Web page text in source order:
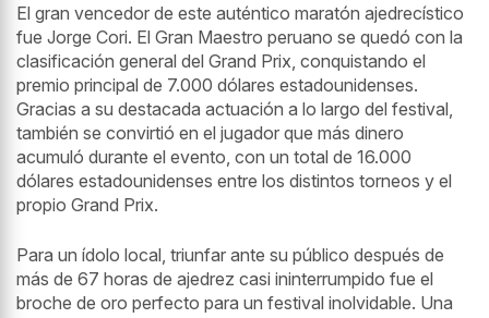
El gran vencedor de este auténtico maratón ajedrecístico
fue Jorge Cori. El Gran Maestro peruano se quedó con la
clasificación general del Grand Prix, conquistando el
premio principal de 7.000 dólares estadounidenses.
Gracias a su destacada actuación a lo largo del festival,
también se convirtió en el jugador que más dinero
acumuló durante el evento, con un total de 16.000
dólares estadounidenses entre los distintos torneos y el
propio Grand Prix.
Para un ídolo local, triunfar ante su público después de
más de 67 horas de ajedrez casi ininterrumpido fue el
broche de oro perfecto para un festival inolvidable. Una